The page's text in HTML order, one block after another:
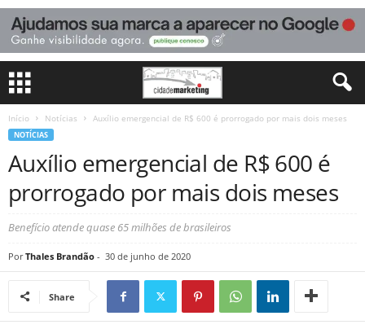
Início Notícias Auxílio emergencial de R$ 600 é prorrogado por mais dois meses
NOTÍCIAS
Auxílio emergencial de R$ 600 é
prorrogado por mais dois meses
Benefício atende quase 65 milhões de brasileiros
Por Thales Brandão - 30 de junho de 2020
Share